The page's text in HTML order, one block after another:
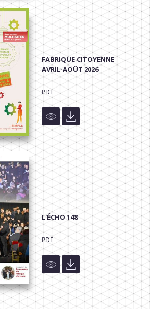
FABRIQUE CITOYENNE
AVRIL-AOÛT 2026
PDF
L'ÉCHO 148
PDF